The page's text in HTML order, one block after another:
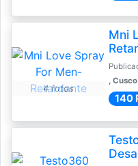
4 fotos
Mni
, Cusco
140